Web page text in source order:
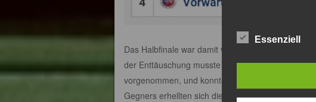
Das Halbfinale war damit verfehlt, und es sollte
der Enttäuschung musste getrocknet werden.
vorgenommen, und konnte seine Enttäuschung
Gegners erhellten sich die Mienen unserer
Essenziell